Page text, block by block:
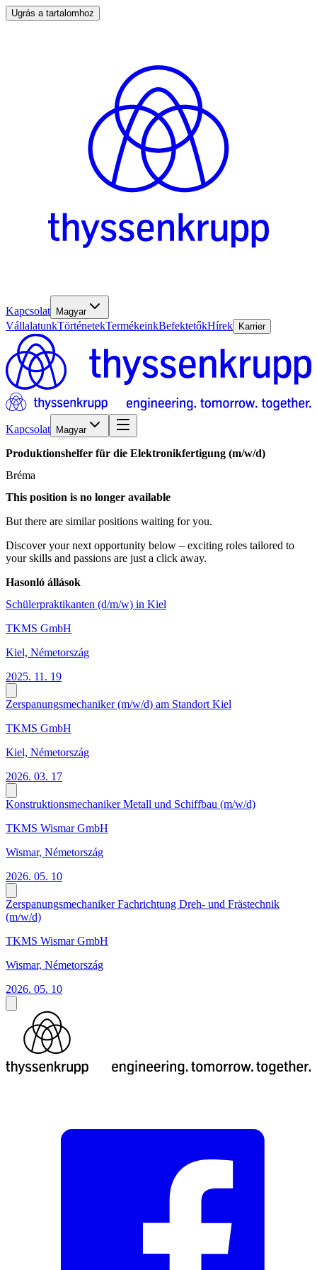
Ugrás a tartalomhoz
Kapcsolat Magyar
VállalatunkTörténetekTermékeinkBefektetőkHírek Karrier
Kapcsolat Magyar
Produktionshelfer für die Elektronikfertigung (m/w/d)
Bréma
This position is no longer available
But there are similar positions waiting for you.
Discover your next opportunity below – exciting roles tailored to
your skills and passions are just a click away.
Hasonló állások
Schülerpraktikanten (d/m/w) in Kiel
TKMS GmbH
Kiel, Németország
2025. 11. 19
Zerspanungsmechaniker (m/w/d) am Standort Kiel
TKMS GmbH
Kiel, Németország
2026. 03. 17
Konstruktionsmechaniker Metall und Schiffbau (m/w/d)
TKMS Wismar GmbH
Wismar, Németország
2026. 05. 10
Zerspanungsmechaniker Fachrichtung Dreh- und Frästechnik
(m/w/d)
TKMS Wismar GmbH
Wismar, Németország
2026. 05. 10